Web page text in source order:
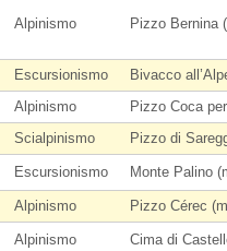
Alpinismo Pizzo Bernina
Escursionismo
Bivacco
Alpinismo
Pizzo Coca
Scialpinismo Pizzo di
Escursionismo Monte Palino
Alpinismo Pizzo Cérec
Alpinismo Cima di